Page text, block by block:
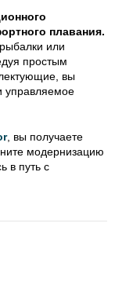
плавания.
или
простым
вы
управляемое
, вы получаете
модернизацию
в путь с